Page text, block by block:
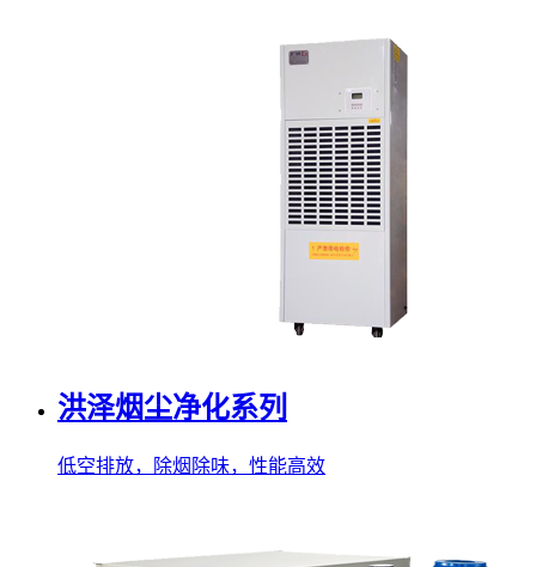
洪泽烟尘净化系列
低空排放，除烟除味，性能高效